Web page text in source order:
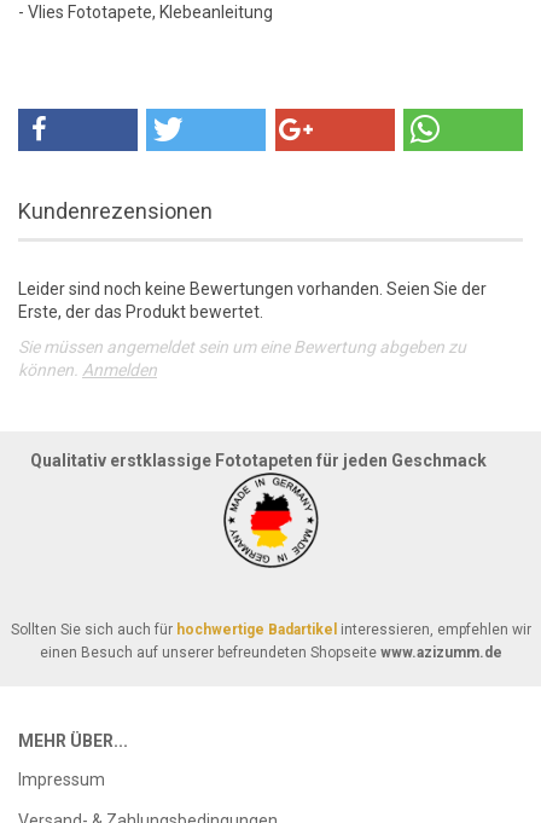
- Vlies Fototapete, Klebeanleitung
Kundenrezensionen
Leider sind noch keine Bewertungen vorhanden. Seien Sie der
Erste, der das Produkt bewertet.
Sie müssen angemeldet sein um eine Bewertung abgeben zu
können. Anmelden
Qualitativ erstklassige Fototapeten für jeden Geschmack
Sollten Sie sich auch für hochwertige Badartikel interessieren, empfehlen wir
einen Besuch auf unserer befreundeten Shopseite www.azizumm.de
MEHR ÜBER...
Impressum